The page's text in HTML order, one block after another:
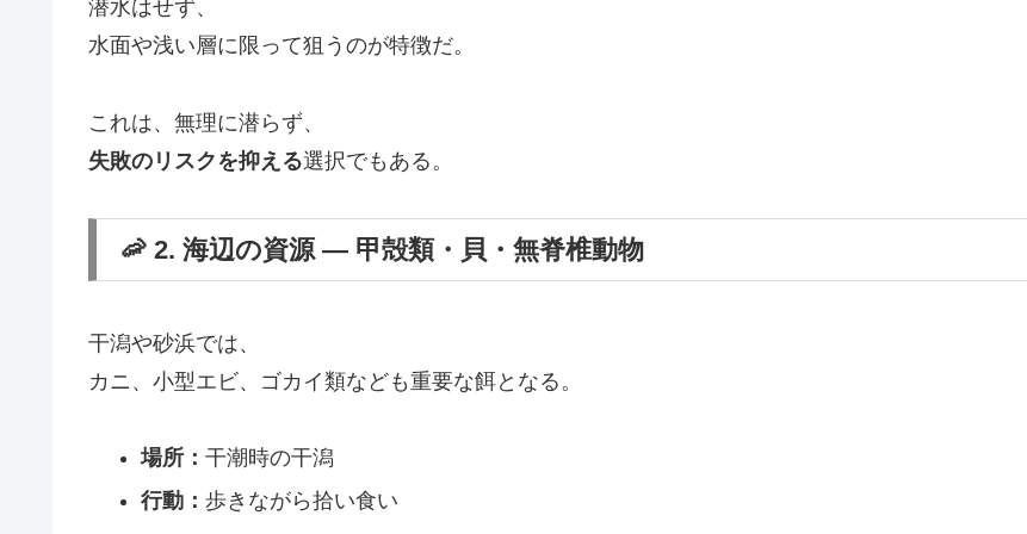
潜水はせず、
水面や浅い層に限って狙うのが特徴だ。
これは、無理に潜らず、
失敗のリスクを抑える選択でもある。
🦐 2. 海辺の資源 ― 甲殻類・貝・無脊椎動物
干潟や砂浜では、
カニ、小型エビ、ゴカイ類なども重要な餌となる。
場所： 干潮時の干潟
行動： 歩きながら拾い食い